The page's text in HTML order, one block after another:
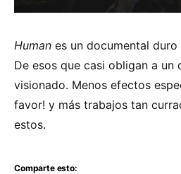
Human es un documental
De esos que casi obligan a un
visionado. Menos efectos
favor! y más trabajos tan
estos.
Comparte esto: